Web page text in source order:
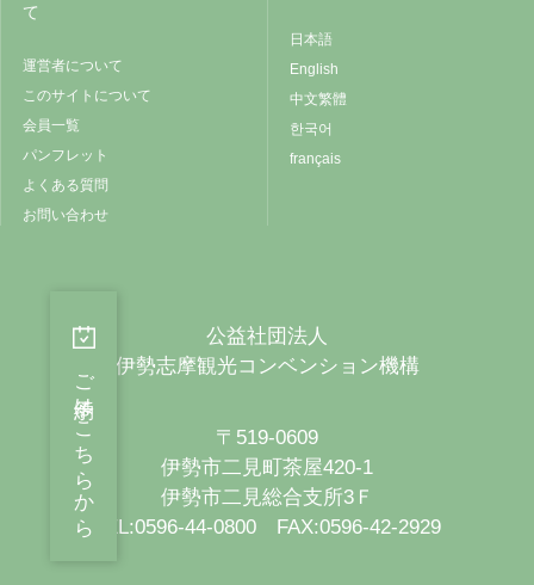
ご予約はこちらから
て
運営者について
このサイトについて
会員一覧
パンフレット
よくある質問
お問い合わせ
日本語
English
中文繁體
한국어
français
公益社団法人
伊勢志摩観光コンベンション機構
〒519-0609
伊勢市二見町茶屋420-1
伊勢市二見総合支所3Ｆ
TEL:0596-44-0800 FAX:0596-42-2929